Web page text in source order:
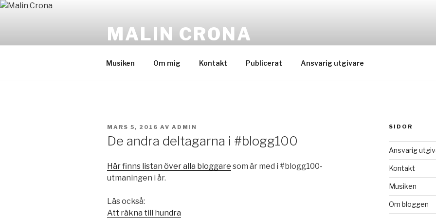
Hoppa
MALIN CRONA
Musiken Om mig Kontakt Publicerat Ansvarig utgivare
PUBLICERAT
MARS 5, 2016 AV ADMIN
De andra deltagarna i #blogg100
Här finns listan över alla bloggare som är med i #blogg100-
utmaningen i år.
Läs också:
Att räkna till hundra
SIDOR
Ansvarig
Kontakt
Musiken
Om bloggen